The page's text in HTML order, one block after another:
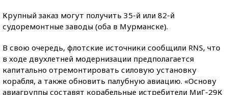
Крупный заказ могут получить 35-й или 82-й
судоремонтные заводы (оба в Мурманске).
В свою очередь, флотские источники сообщили RNS, что
в ходе двухлетней модернизации предполагается
капитально отремонтировать силовую установку
корабля, а также обновить палубную авиацию. «Основу
авиагруппы составят корабельные истребители МиГ-29К